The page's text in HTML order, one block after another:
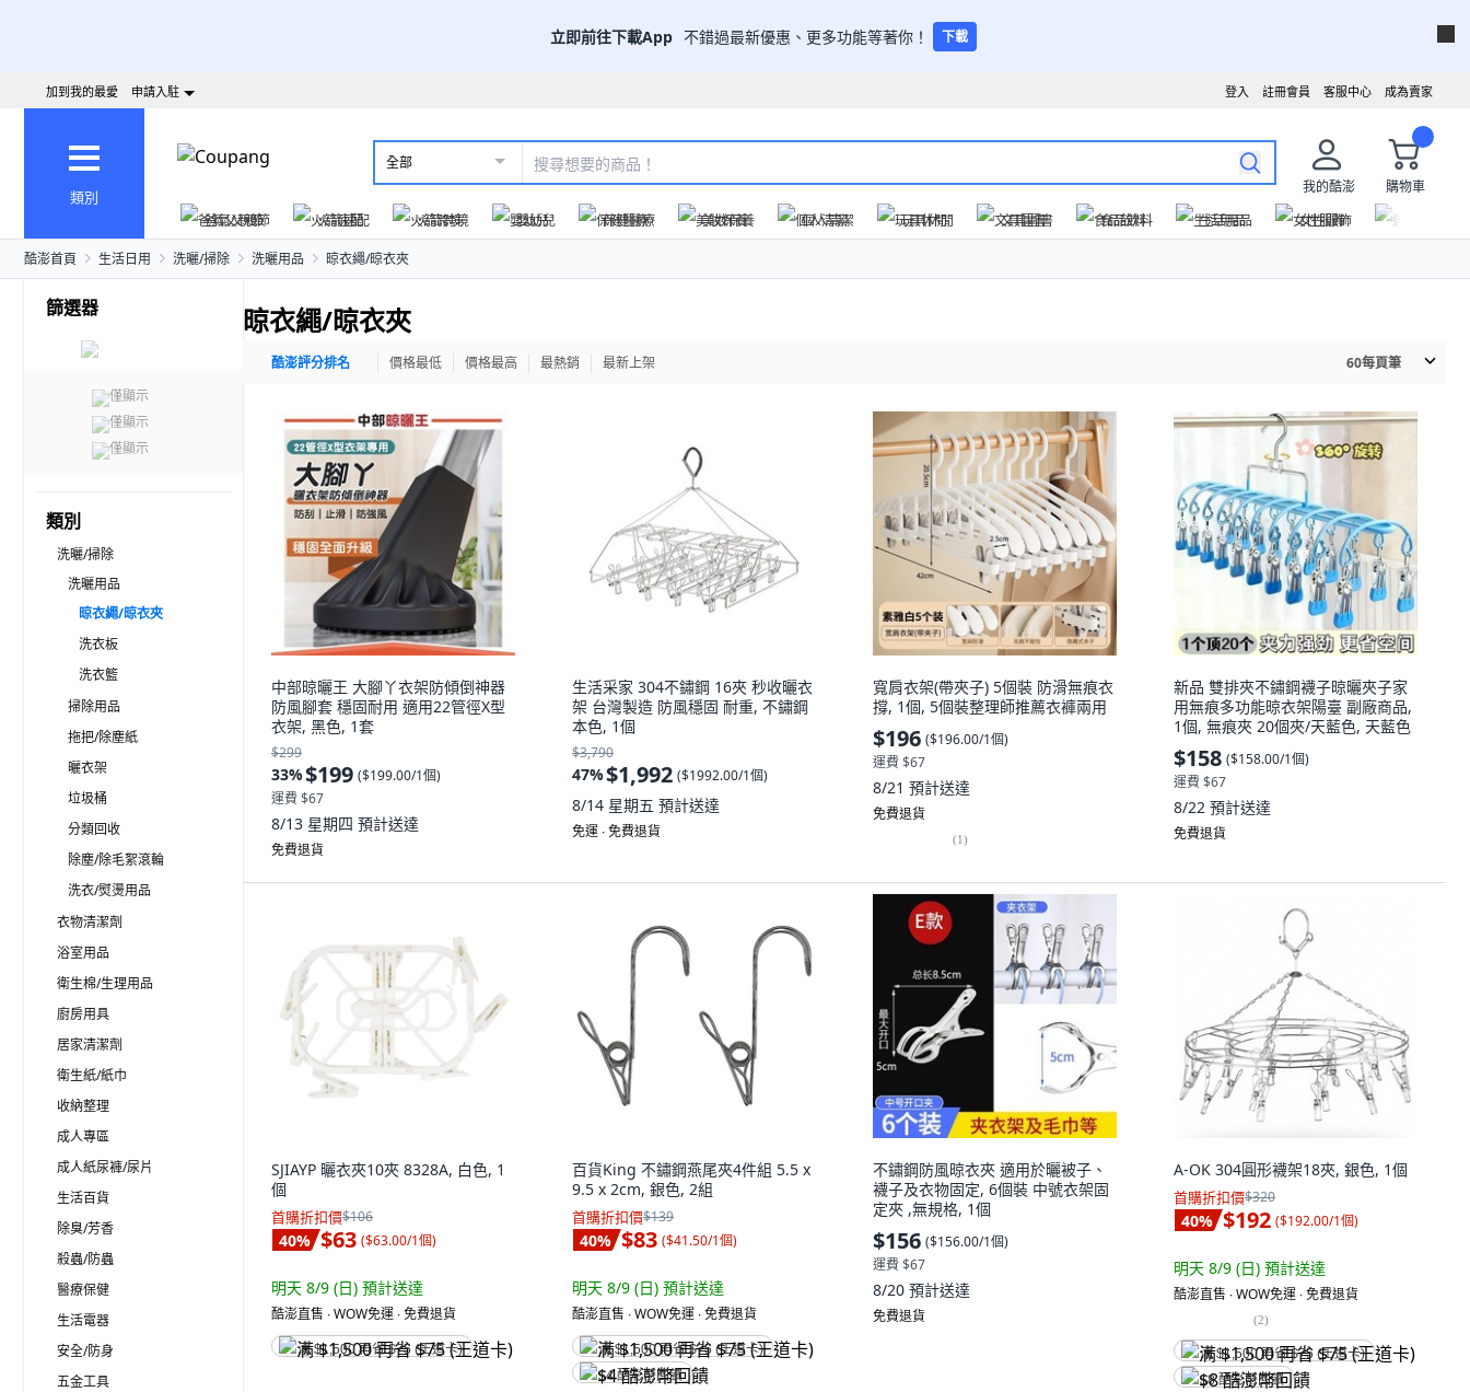
立即前往下載App 不錯過最新優惠、更多功能等著你！ 下載
成為賣家
客服中心
註冊會員
登入
加到我的最愛 申請入駐
類別
全部
我的酷澎
購物車
爸氣父親節
火箭速配 火箭跨境 嬰幼兒 保健醫療 美妝保養 個人清潔 玩具休閒 文具圖書 食品飲料 生活用品 女性服飾
酷澎首頁 生活日用 洗曬/掃除 洗曬用品 晾衣繩/晾衣夾
篩選器
僅顯示
僅顯示
僅顯示
類別
洗曬/掃除
洗曬用品
晾衣繩/晾衣夾
洗衣板
洗衣籃
掃除用品
拖把/除塵紙
曬衣架
垃圾桶
分類回收
除塵/除毛絮滾輪
洗衣/熨燙用品
衣物清潔劑
浴室用品
衛生棉/生理用品
廚房用具
居家清潔劑
衛生紙/紙巾
收納整理
成人專區
成人紙尿褲/尿片
生活百貨
除臭/芳香
殺蟲/防蟲
醫療保健
生活電器
安全/防身
五金工具
晾衣繩/晾衣夾
酷澎評分排名 價格最低 價格最高 最熱銷 最新上架 60每頁筆
中部晾曬王 大腳丫衣架防傾倒神器
防風腳套 穩固耐用 適用22管徑X型
衣架, 黑色, 1套
$299
33%$199 ($199.00/1個)
運費 $67
8/13 星期四 預計送達
免費退貨
生活采家 304不鏽鋼 16夾 秒收曬衣
架 台灣製造 防風穩固 耐重, 不鏽鋼
本色, 1個
$3,790
47%$1,992 ($1992.00/1個)
8/14 星期五 預計送達
免運 ∙ 免費退貨
寬肩衣架(帶夾子) 5個裝 防滑無痕衣
撐, 1個, 5個裝整理師推薦衣褲兩用
$196 ($196.00/1個)
運費 $67
8/21 預計送達
免費退貨
(1)
新品 雙排夾不鏽鋼襪子晾曬夾子家
用無痕多功能晾衣架陽臺 副廠商品,
1個, 無痕夾 20個夾/天藍色, 天藍色
$158 ($158.00/1個)
運費 $67
8/22 預計送達
免費退貨
SJIAYP 曬衣夾10夾 8328A, 白色, 1
個
首購折扣價$106
40% $63 ($63.00/1個)
明天 8/9 (日) 預計送達
酷澎直售 ∙ WOW免運 ∙ 免費退貨
满 $1,500 再省 $75 (王道卡)
百貨King 不鏽鋼燕尾夾4件組 5.5 x
9.5 x 2cm, 銀色, 2組
首購折扣價$139
40% $83 ($41.50/1個)
明天 8/9 (日) 預計送達
酷澎直售 ∙ WOW免運 ∙ 免費退貨
满 $1,500 再省 $75 (王道卡)
$4 酷澎幣回饋
不鏽鋼防風晾衣夾 適用於曬被子、
襪子及衣物固定, 6個裝 中號衣架固
定夾 ,無規格, 1個
$156 ($156.00/1個)
運費 $67
8/20 預計送達
免費退貨
A-OK 304圓形襪架18夾, 銀色, 1個
首購折扣價$320
40% $192 ($192.00/1個)
明天 8/9 (日) 預計送達
酷澎直售 ∙ WOW免運 ∙ 免費退貨
(2)
满 $1,500 再省 $75 (王道卡)
$8 酷澎幣回饋